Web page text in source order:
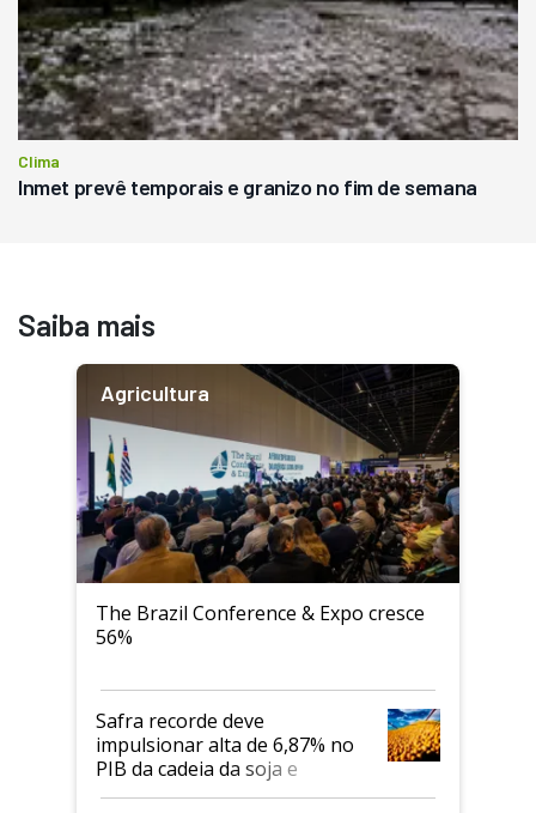
Clima
Inmet prevê temporais e granizo no fim de semana
Saiba mais
Agricultura
The Brazil Conference & Expo cresce
56%
Safra recorde deve
impulsionar alta de 6,87% no
PIB da cadeia da soja e
biodiesel em 2026